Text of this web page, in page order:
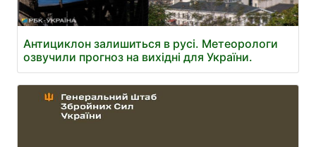
Антициклон залишиться в русі. Метеорологи
озвучили прогноз на вихідні для України.